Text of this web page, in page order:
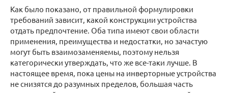
Как было показано, от правильной формулировки
требований зависит, какой конструкции устройства
отдать предпочтение. Оба типа имеют свои области
применения, преимущества и недостатки, но зачастую
могут быть взаимозаменяемы, поэтому нельзя
категорически утверждать, что же все-таки лучше. В
настоящее время, пока цены на инверторные устройства
не снизятся до разумных пределов, большая часть